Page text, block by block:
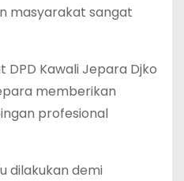
masyarakat sangat
Kawali Jepara Djko
memberikan
profesional
dilakukan demi